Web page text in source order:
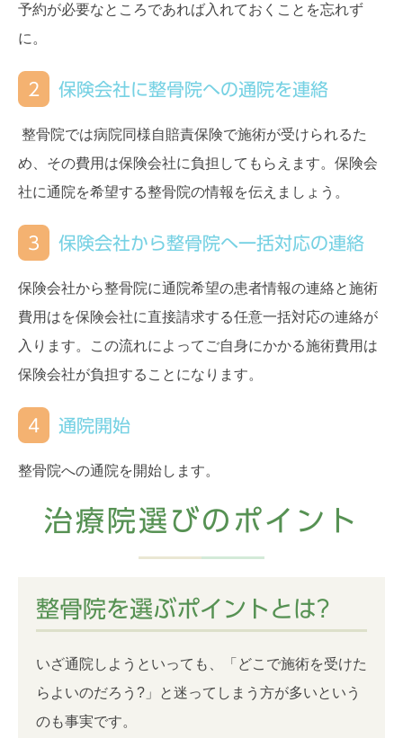
予約が必要なところであれば入れておくことを忘れず
に。
2 保険会社に整骨院への通院を連絡
整骨院では病院同様自賠責保険で施術が受けられるた
め、その費用は保険会社に負担してもらえます。保険会
社に通院を希望する整骨院の情報を伝えましょう。
3 保険会社から整骨院へ一括対応の連絡
保険会社から整骨院に通院希望の患者情報の連絡と施術
費用はを保険会社に直接請求する任意一括対応の連絡が
入ります。この流れによってご自身にかかる施術費用は
保険会社が負担することになります。
4 通院開始
整骨院への通院を開始します。
治療院選びのポイント
整骨院を選ぶポイントとは?
いざ通院しようといっても、「どこで施術を受けた
らよいのだろう?」と迷ってしまう方が多いという
のも事実です。